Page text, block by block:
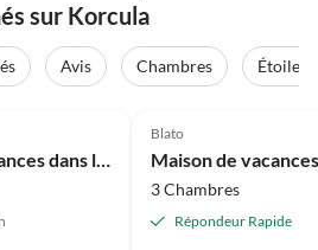
sur Korcula
Avis Chambres Étoiles
Meilleure
Blato
3 Chambres
Répondeur Rapide